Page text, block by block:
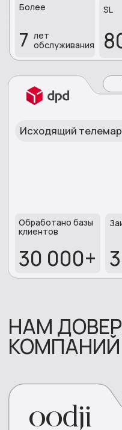
Заместитель генерального
(ФСТЭК) ООО
"Реплай Центр"
ООО
Открыть
(ISO/IEC 20000-1:2018)
ООО "Реплай Центр"
СЕРТИФИКАТЫ
СООТВЕТСТВИЯ
НАГРАДЫ